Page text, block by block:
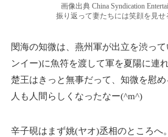
画像出典 China Syndication
振り返って妻たちには笑顔を見せ
閔海の知微は、燕州軍が出立を渋っ
ンイー)に魚符を渡して軍を夏陽に連
楚王はきっと無事だって、知微を慰
人も人間らしくなったなー(^m^)
辛子硯はまず姚(ヤオ)丞相のところへ。